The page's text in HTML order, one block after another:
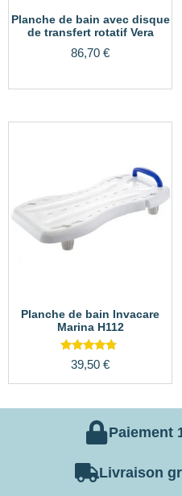
Planche de bain avec disque
de transfert rotatif Vera
86,70 €
Planche de bain Invacare
Marina H112
Note
4.56
sur 5
39,50 €
Paiement
Livraison